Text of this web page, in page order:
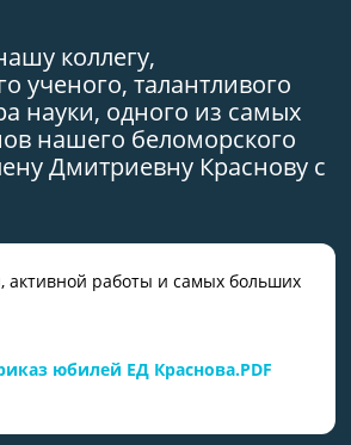
коллегу,
ученого, талантливого
науки, одного из самых
нашего беломорского
Дмитриевну Краснову с
активной работы и самых больших
юбилей ЕД Краснова.PDF